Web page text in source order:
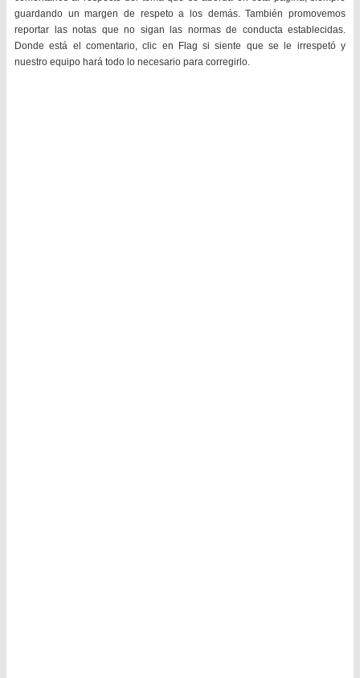
guardando un margen de respeto a los demás. También promovemos
reportar las notas que no sigan las normas de conducta establecidas.
Donde está el comentario, clic en Flag si siente que se le irrespetó y
nuestro equipo hará todo lo necesario para corregirlo.